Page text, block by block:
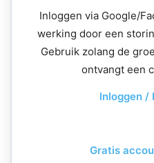
Inloggen via Google/
werking door een
Gebruik zolang de
ontvangt een
Inloggen /
Gratis